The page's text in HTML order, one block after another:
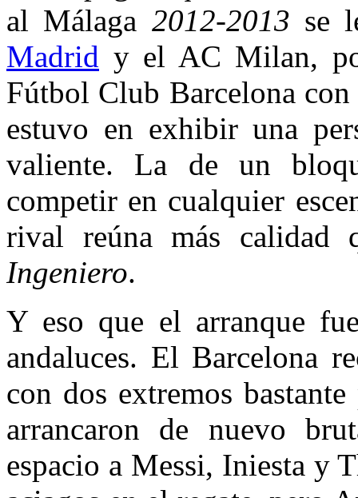
al Málaga 2012-2013 se
Madrid y el AC Milan,
Fútbol Club Barcelona
estuvo en exhibir una
valiente. La de un
competir en cualquier
rival reúna más
Ingeniero.
Y eso que el arranque
andaluces. El Barcelona
con dos extremos
arrancaron de nuevo
espacio a Messi, Iniesta y